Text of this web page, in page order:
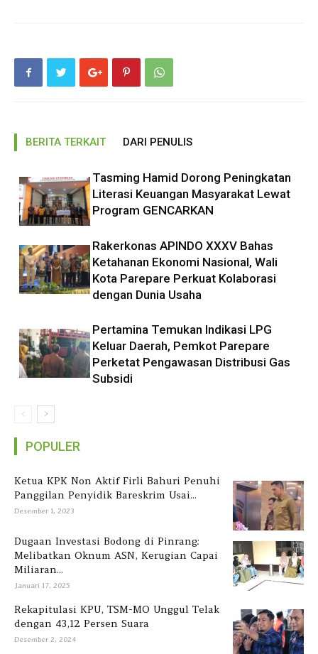
BERITA TERKAIT DARI PENULIS
Tasming Hamid Dorong Peningkatan
Literasi Keuangan Masyarakat Lewat
Program GENCARKAN
Rakerkonas APINDO XXXV Bahas
Ketahanan Ekonomi Nasional, Wali
Kota Parepare Perkuat Kolaborasi
dengan Dunia Usaha
Pertamina Temukan Indikasi LPG
Keluar Daerah, Pemkot Parepare
Perketat Pengawasan Distribusi Gas
Subsidi
POPULER
Ketua KPK Non Aktif Firli Bahuri Penuhi
Panggilan Penyidik Bareskrim Usai...
Desember 1, 2023
Dugaan Investasi Bodong di Pinrang:
Melibatkan Oknum ASN, Kerugian Capai
Miliaran...
Januari 17, 2025
Rekapitulasi KPU, TSM-MO Unggul Telak
dengan 43,12 Persen Suara
Desember 2, 2024